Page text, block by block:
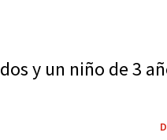
y un niño de 3